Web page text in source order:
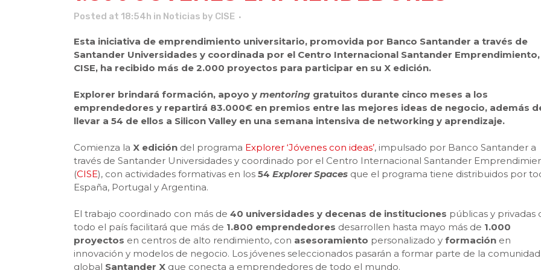
Posted at 18:54h in Noticias by CISE
Esta iniciativa de emprendimiento universitario, promovida por Banco Santander a través de
Santander Universidades y coordinada por el Centro Internacional Santander Emprendimiento,
CISE, ha recibido más de 2.000 proyectos para participar en su X edición.
Explorer brindará formación, apoyo y mentoring gratuitos durante cinco meses a los
emprendedores y repartirá 83.000€ en premios entre las mejores ideas de negocio, además
llevar a 54 de ellos a Silicon Valley en una semana intensiva de networking y aprendizaje.
Comienza la X edición del programa Explorer ‘Jóvenes con ideas’, impulsado por Banco Santander a
través de Santander Universidades y coordinado por el Centro Internacional Santander
(CISE), con actividades formativas en los 54 Explorer Spaces que el programa tiene distribuidos por
España, Portugal y Argentina.
El trabajo coordinado con más de 40 universidades y decenas de instituciones públicas y privadas
todo el país facilitará que más de 1.800 emprendedores desarrollen hasta mayo más de 1.000
proyectos en centros de alto rendimiento, con asesoramiento personalizado y formación en
innovación y modelos de negocio. Los jóvenes seleccionados pasarán a formar parte de la comunidad
global Santander X que conecta a emprendedores de todo el mundo.